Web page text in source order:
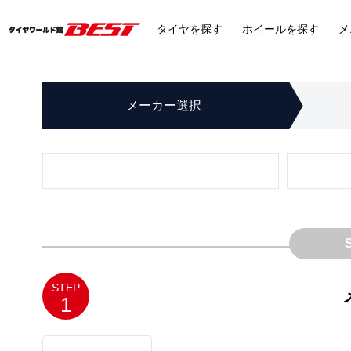
タイヤを探す ホイールを探す
メーカー選択
STEP
1